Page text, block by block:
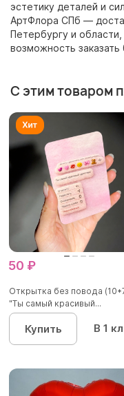
эстетику деталей и
АртФлора СПб —
Петербургу и
возможность
С этим товаром
50 ₽
Открытка без повода
"Ты самый красивый...
Купить В 1